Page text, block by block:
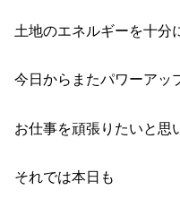
土地のエネルギーを十分
今日からまたパワーアッ
お仕事を頑張りたいと思
それでは本日も